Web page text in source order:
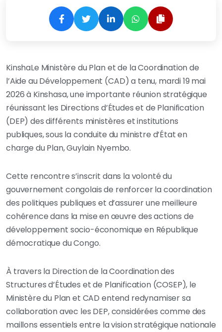
KinshaLe Ministère du Plan et de la Coordination de
l’Aide au Développement (CAD) a tenu, mardi 19 mai
2026 à Kinshasa, une importante réunion stratégique
réunissant les Directions d’Études et de Planification
(DEP) des différents ministères et institutions
publiques, sous la conduite du ministre d’État en
charge du Plan, Guylain Nyembo.
Cette rencontre s’inscrit dans la volonté du
gouvernement congolais de renforcer la coordination
des politiques publiques et d’assurer une meilleure
cohérence dans la mise en œuvre des actions de
développement socio-économique en République
démocratique du Congo.
À travers la Direction de la Coordination des
Structures d’Études et de Planification (COSEP), le
Ministère du Plan et CAD entend redynamiser sa
collaboration avec les DEP, considérées comme des
maillons essentiels entre la vision stratégique nationale